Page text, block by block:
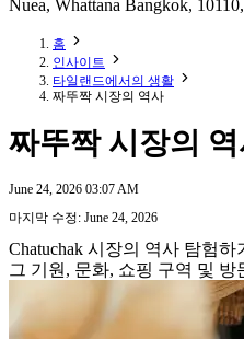
Nuea, Whattana Bangkok,
홈
인사이트
타일랜드에서의 생활
짜뚜짝 시장의 역사
짜뚜짝 시장의
June 24, 2026 03:07 AM
마지막 수정: June 24, 2026
Chatuchak 시장의 역사 탐험
그 기원, 문화, 쇼핑 구역 및